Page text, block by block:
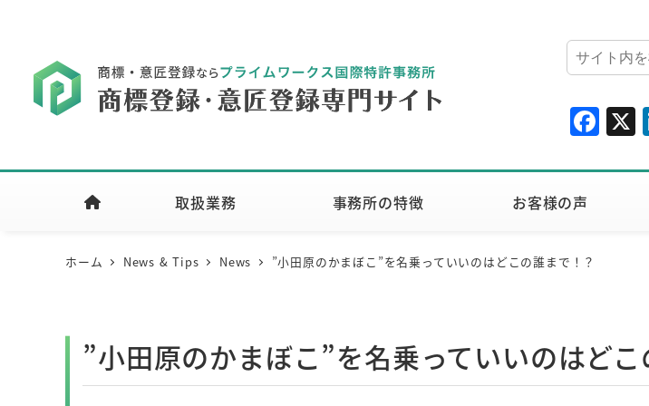
検
索
F
a
c
取扱業務 事務所の特徴 お客様の声
ホーム News & Tips News ”小田原のかまぼこ”を名乗っていいのはどこの誰まで！？
”小田原のかまぼこ”を名乗っていいのはどこ